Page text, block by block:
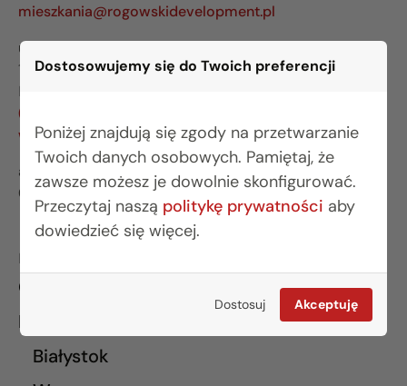
Dostosowujemy się do Twoich preferencji
Poniżej znajdują się zgody na przetwarzanie
Twoich danych osobowych. Pamiętaj, że
zawsze możesz je dowolnie skonfigurować.
Przeczytaj naszą politykę prywatności aby
dowiedzieć się więcej.
Dostosuj Akceptuję
mieszkania@rogowskidevelopment.pl
ul. Legionowa 28 lok. 202
15-281 Białystok
BIURO WARSZAWA
(22) 642 03 55
warszawa@rogowskidevelopment.pl
al. Wilanowska 67E lok. U5
02-765 Warszawa
INFORMACJE
O nas
Finansowanie
Białystok